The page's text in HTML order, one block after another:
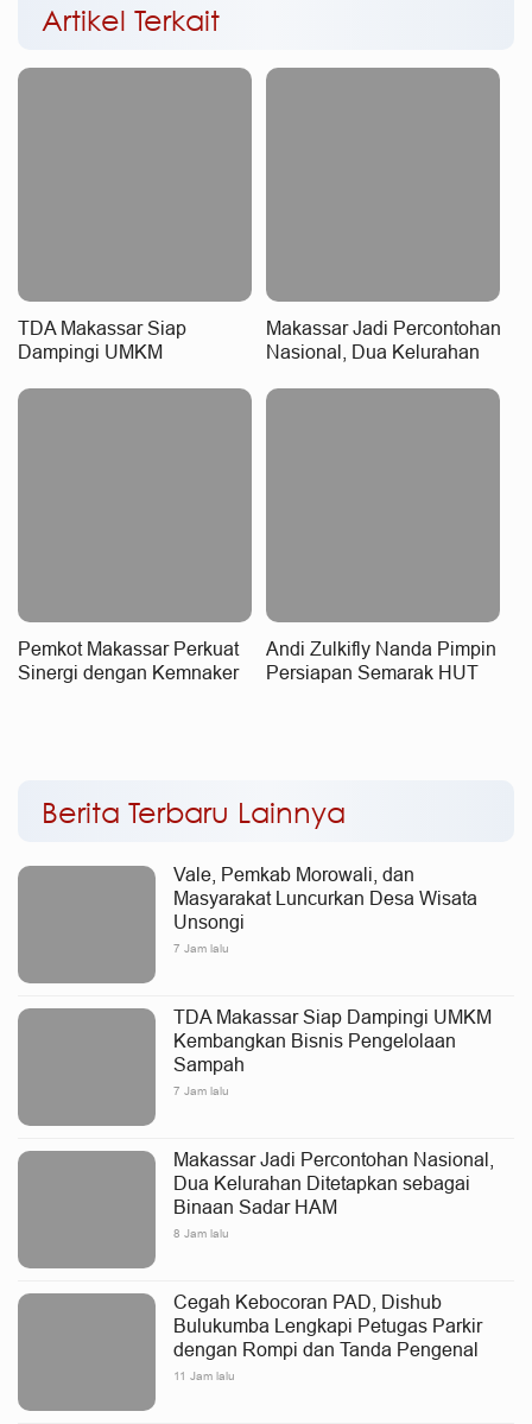
Artikel Terkait
TDA Makassar Siap
Dampingi UMKM
Pengelolaan Sampah
Makassar Jadi Percontohan
Nasional, Dua Kelurahan
Sadar HAM
Pemkot Makassar Perkuat
Sinergi dengan Kemnaker
Andi Zulkifly Nanda Pimpin
Persiapan Semarak HUT
Berita Terbaru Lainnya
Vale, Pemkab Morowali, dan
Masyarakat Luncurkan Desa Wisata
Unsongi
7 Jam lalu
TDA Makassar Siap Dampingi UMKM
Kembangkan Bisnis Pengelolaan
Sampah
7 Jam lalu
Makassar Jadi Percontohan Nasional,
Dua Kelurahan Ditetapkan sebagai
Binaan Sadar HAM
8 Jam lalu
Cegah Kebocoran PAD, Dishub
Bulukumba Lengkapi Petugas Parkir
dengan Rompi dan Tanda Pengenal
11 Jam lalu